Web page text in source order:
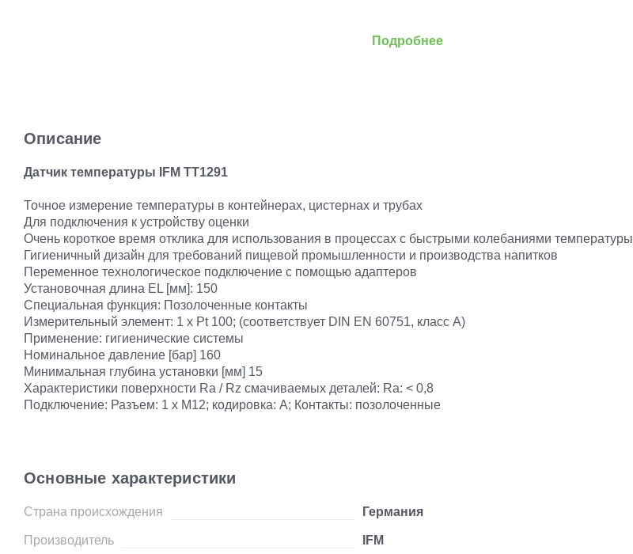
Подробнее
Описание
Датчик температуры IFM TT1291
Точное измерение температуры в контейнерах, цистернах и трубах
Для подключения к устройству оценки
Очень короткое время отклика для использования в процессах с быстрыми колебаниями температуры
Гигиеничный дизайн для требований пищевой промышленности и производства напитков
Переменное технологическое подключение с помощью адаптеров
Установочная длина EL [мм]: 150
Специальная функция: Позолоченные контакты
Измерительный элемент: 1 x Pt 100; (соответствует DIN EN 60751, класс A)
Применение: гигиенические системы
Номинальное давление [бар] 160
Минимальная глубина установки [мм] 15
Характеристики поверхности Ra / Rz смачиваемых деталей: Ra: < 0,8
Подключение: Разъем: 1 x M12; кодировка: A; Контакты: позолоченные
Основные характеристики
Страна происхождения Германия
Производитель IFM